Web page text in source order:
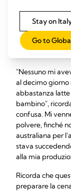
sentono esausti
hanno bisogno
per
fonte di
fonte
"Nessuno mi
al decimo
abbastanza
bambino",
confusa. Mi
polvere, finché
australiana per
stava
alla mia
Ricorda che
preparare la
Stay on
Go to